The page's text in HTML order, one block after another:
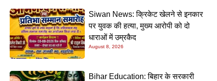
Siwan News: क्रिकेट खेलने से इनकार
पर युवक की हत्या, मुख्य आरोपी को दो
धाराओं में उम्रकैद
August 8, 2026
Bihar Education: बिहार के सरकारी